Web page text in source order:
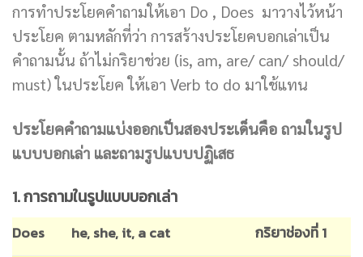
การทำประโยคคำถามให้เอา Do , Does มาวางไว้หน้า
ประโยค ตามหลักที่ว่า การสร้างประโยคบอกเล่าเป็น
คำถามนั้น ถ้าไม่กริยาช่วย (is, am, are/ can/ should/
must) ในประโยค ให้เอา Verb to do มาใช้แทน
ประโยคคำถามแบ่งออกเป็นสองประเด็นคือ ถามในรูป
แบบบอกเล่า และถามรูปแบบปฏิเสธ
1. การถามในรูปแบบบอกเล่า
Does he, she, it, a cat
กริยาช่องที่ 1